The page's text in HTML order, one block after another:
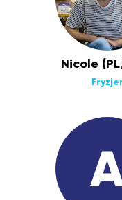
Nicole
Fryzjer